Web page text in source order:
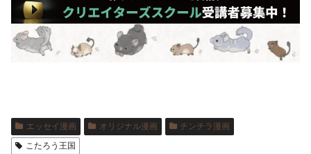
エッセイ漫画 オリジナル漫画
チンチラ漫画
こたろう王国